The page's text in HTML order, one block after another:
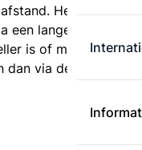
Het is
langere route,
is of met minder
via de kortste